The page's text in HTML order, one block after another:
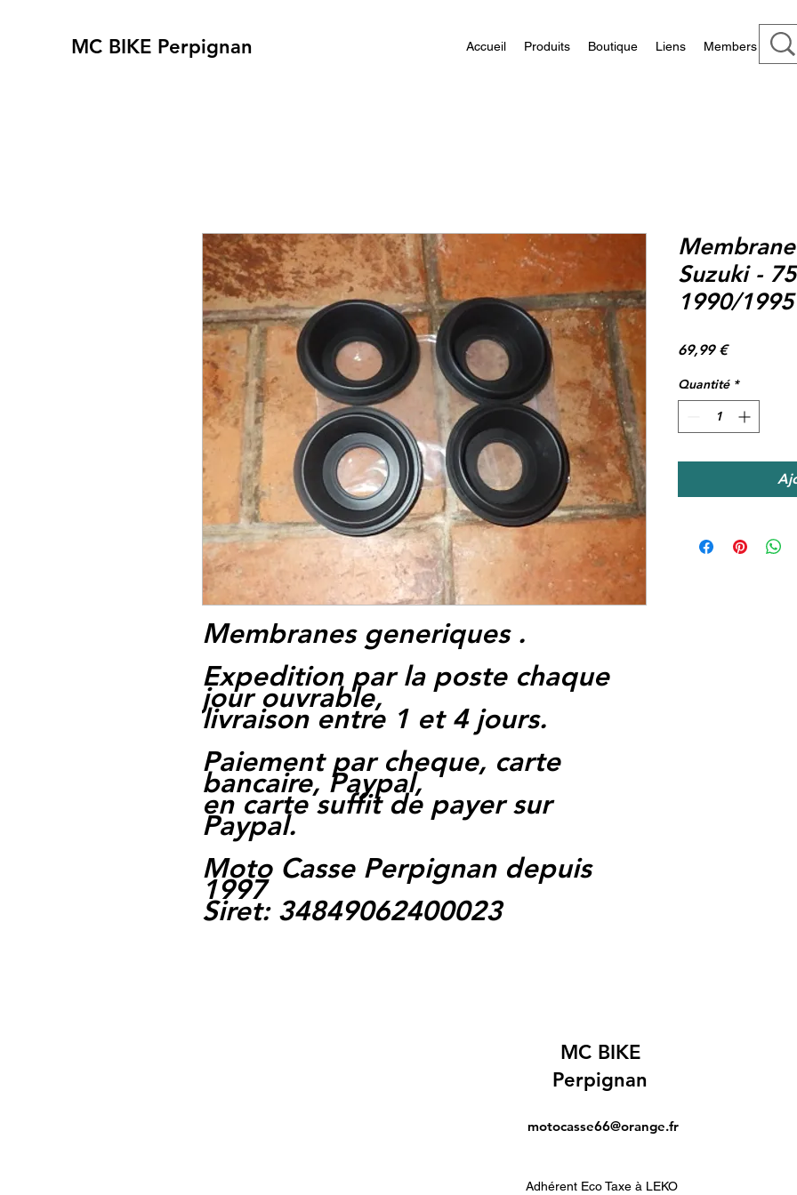
MC BIKE Perpignan Accueil Produits Boutique Liens Members
Membranes generiques .
Expedition par la poste chaque
jour ouvrable,
livraison entre 1 et 4 jours.
Paiement par cheque, carte
bancaire, Paypal,
en carte suffit de payer sur
Paypal.
Moto Casse Perpignan depuis
1997
Siret: 34849062400023
Suzuki -
1990/
69,99 €Prix
Quantité *
MC BIKE
Perpignan
motocasse66@orange.fr
Adhérent Eco Taxe à LEKO